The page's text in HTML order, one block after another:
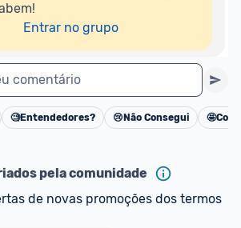
Entrar no grupo
comentário
Cancelar
🧐Entendedores? 😢 Não Consegui 🤩
pela comunidade
de novas promoções dos termos